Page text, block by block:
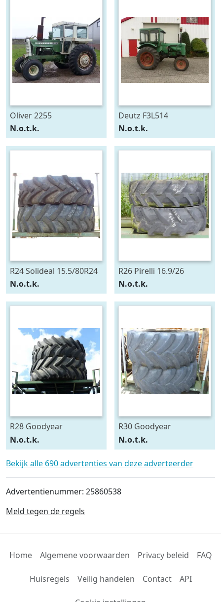
Oliver 2255
N.o.t.k.
Deutz F3L514
N.o.t.k.
R24 Solideal 15.5/80R24
N.o.t.k.
R26 Pirelli 16.9/26
N.o.t.k.
R28 Goodyear
540/75R28
N.o.t.k.
R30 Goodyear
600/70R30
N.o.t.k.
Bekijk alle 690 advertenties van deze adverteerder
Advertentienummer: 25860538
Meld tegen de regels
Home Algemene voorwaarden Privacy beleid FAQ
Huisregels Veilig handelen Contact API